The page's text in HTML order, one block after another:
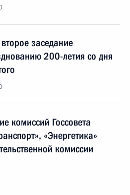
заседание
200-летия со дня
комиссий Госсовета
«Энергетика»
комиссии